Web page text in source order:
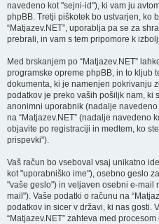
navedeno kot "sejni-id"), ki vam ju
phpBB. Tretji piškotek bo ustvarjen, ko
“Matjazev.NET”, uporablja pa se za
prebrali, in vam s tem pripomore k
Med brskanjem po “Matjazev.NET”
programske opreme phpBB, in to kljub
dokumenta, ki je namenjen pokrivanju
podatkov je preko vaših pošiljk nam, ki
anonimni uporabnik (nadalje
na “Matjazev.NET” (nadalje navedeno
objavite po registraciji in medtem, ko
prispevki").
Vaš račun bo vseboval vsaj unikatno
kot "uporabniško ime"), osebno geslo
"vaše geslo") in veljaven osebni e-mail
mail"). Vaše podatki o računu na
podatkov in sicer v državi, ki nas gosti.
“Matjazev.NET” zahteva med